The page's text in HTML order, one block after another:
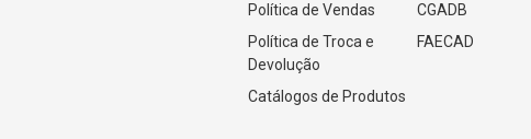
Política de Vendas
Política de Troca e
Devolução
Catálogos de Produtos
CGADB
FAECAD